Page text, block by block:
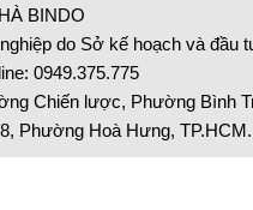
BINDO
do Sở kế hoạch và đầu
0949.375.775
Chiến lược, Phường Bình
Phường Hoà Hưng,